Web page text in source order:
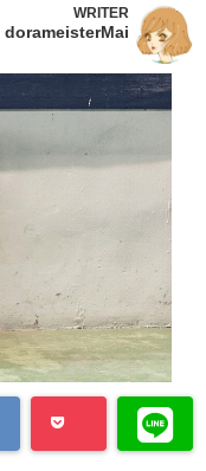
WRITER
dorameisterMai